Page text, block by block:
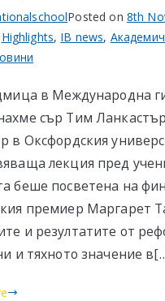
Posted on 8th
Highlights, IB news,
в Международна
сър Тим
в Оксфордския
лекция пред
беше посветена на
премиер Маргарет
и резултатите от
и тяхното значение